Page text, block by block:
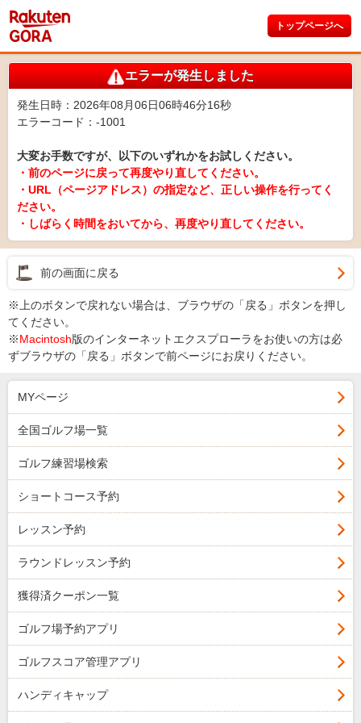
トップページへ
エラーが発生しました
発生日時：2026年08月06日06時46分16秒
エラーコード：-1001
大変お手数ですが、以下のいずれかをお試しください。
・前のページに戻って再度やり直してください。
・URL（ページアドレス）の指定など、正しい操作を行ってく
ださい。
・しばらく時間をおいてから、再度やり直してください。
前の画面に戻る
※上のボタンで戻れない場合は、ブラウザの「戻る」ボタンを押し
てください。
※Macintosh版のインターネットエクスプローラをお使いの方は必
ずブラウザの「戻る」ボタンで前ページにお戻りください。
MYページ
全国ゴルフ場一覧
ゴルフ練習場検索
ショートコース予約
レッスン予約
ラウンドレッスン予約
獲得済クーポン一覧
ゴルフ場予約アプリ
ゴルフスコア管理アプリ
ハンディキャップ